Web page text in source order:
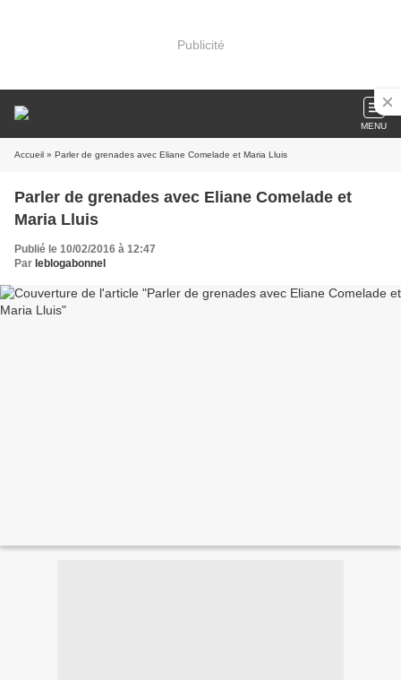
Publicité
MENU
Accueil » Parler de grenades avec Eliane Comelade et Maria Lluis
Parler de grenades avec Eliane Comelade et
Maria Lluis
Publié le 10/02/2016 à 12:47
Par leblogabonnel